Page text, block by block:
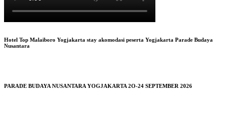
Hotel Top Malaiboro Yogjakarta stay akomodasi peserta Yogjakarta Parade Budaya
Nusantara
PARADE BUDAYA NUSANTARA YOGJAKARTA 2O-24 SEPTEMBER 2026